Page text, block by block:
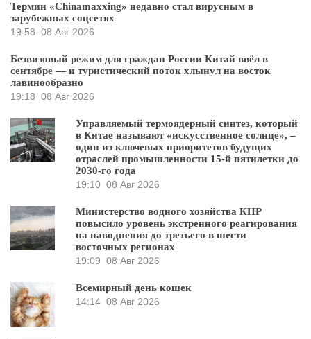
Термин «Chinamaxxing» недавно стал вирусным в
зарубежных соцсетях
19:58 08 Авг 2026
Безвизовый режим для граждан России Китай ввёл в
сентябре — и туристический поток хлынул на восток
лавинообразно
19:18 08 Авг 2026
Управляемый термоядерный синтез, который
в Китае называют «искусственное солнце», –
один из ключевых приоритетов будущих
отраслей промышленности 15-й пятилетки до
2030-го года
19:10 08 Авг 2026
Министерство водного хозяйства КНР
повысило уровень экстренного реагирования
на наводнения до третьего в шести
восточных регионах
19:09 08 Авг 2026
Всемирный день кошек
14:14 08 Авг 2026